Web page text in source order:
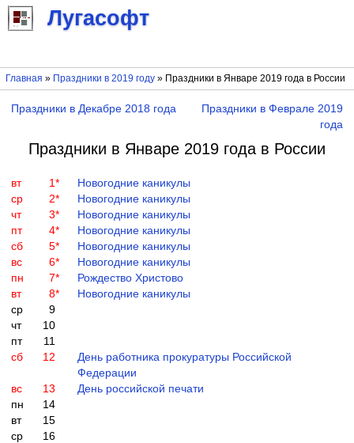
Лугасофт
Главная » Праздники в 2019 году» Праздники в Январе 2019 года в России
Праздники в Декабре 2018 года
Праздники в Феврале 2019
года
Праздники в Январе 2019 года в России
вт 1 *
Новогодние каникулы
ср
2*
Новогодние каникулы
чт
3*
Новогодние каникулы
пт
4*
Новогодние каникулы
сб
5*
Новогодние каникулы
вс
6*
Новогодние каникулы
пн
7*
Рождество Христово
вт
8*
Новогодние каникулы
ср
9
чт
10
пт
11
сб
12
День работника прокуратуры Российской
Федерации
вс
13
День российской печати
пн
14
вт
15
ср
16